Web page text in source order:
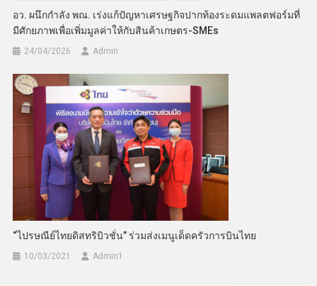
อว. ผนึกกำลัง พณ. เร่งแก้ปัญหาเศรษฐกิจปากท้องระดมแพลตฟอร์มที่
มีศักยภาพเพื่อเพิ่มมูลค่าให้กับสินค้าเกษตร-SMEs
24/04/2026 Admin
“ไปรษณีย์ไทยดิสทริบิวชั่น” ร่วมส่งเมนูเด็ดครัวการบินไทย
10/03/2021 Admin​1